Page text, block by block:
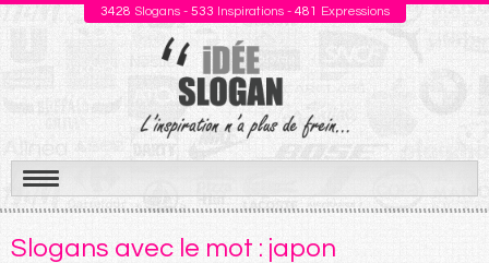
3428 Slogans - 533 Inspirations - 481 Expressions
Aller
au
contenu
Slogans avec le mot : japon